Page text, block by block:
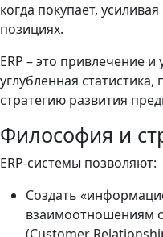
когда покупает,
позициях.
ERP – это привлечение и
углубленная
стратегию развития
Философия и
ERP-системы позволяют:
Создать
взаимоотношениям